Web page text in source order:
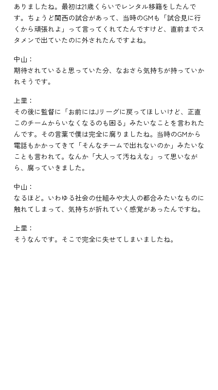
ありましたね。最初は21歳くらいでレンタル移籍をしたんで
す。ちょうど関西の試合があって、当時のGMも「試合見に行
くから頑張れよ」って言ってくれてたんですけど、直前までス
タメンで出ていたのに外されたんですよね。
中山：
期待されていると思っていた分、なおさら気持ちが持っていか
れそうです。
上里：
その後に監督に「お前にはJリーグに戻ってほしいけど、正直
このチームからいなくなるのも困る」みたいなことを言われた
んです。その言葉で僕は完全に腐りましたね。当時のGMから
電話もかかってきて「そんなチームで出れないのか」みたいな
ことも言われて。なんか「大人って汚ねえな」って思いなが
ら、腐っていきました。
中山：
なるほど。いわゆる社会の仕組みや大人の都合みたいなものに
触れてしまって、気持ちが折れていく感覚があったんですね。
上里：
そうなんです。そこで完全に失せてしまいましたね。